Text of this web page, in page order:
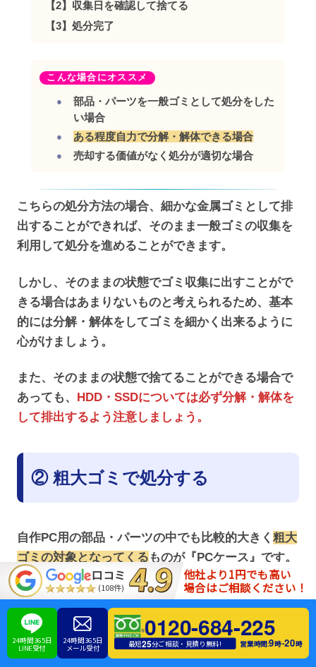
【2】収集日を確認して捨てる
【3】処分完了
こんな場合にオススメ
部品・パーツを一般ゴミとして処分をした
い場合
ある程度自力で分解・解体できる場合
売却する価値がなく処分が適切な場合
こちらの処分方法の場合、細かな金属ゴミとして排
出することができれば、そのまま一般ゴミの収集を
利用して処分を進めることができます。
しかし、そのままの状態でゴミ収集に出すことがで
きる場合はあまりないものと考えられるため、基本
的には分解・解体をしてゴミを細かく出来るように
心がけましょう。
また、そのままの状態で捨てることができる場合で
あっても、
HDD・SSDについては必ず分解・解体を
して排出するよう注意しましょう。
② 粗大ゴミで処分する
自作PC用の部品・パーツの中でも比較的大きく 粗大
ゴミの対象となってくる ものが『PCケース』です。
金属製・プラスチック製などの様々な素材の製品が
ありますが、ほとんどの場合で粗大ゴミの条件に該
当するものとなるでしょう。
タワー型と言われるケースの場合は奥行き・高さが4
口コミ
(108件)
他社より1円でも高い
場合はご相談ください！
24時間365日
LINE受付
24時間365日
メール受付
0120-684-225
最短25分ご相談・見積り無料! 営業時間:9時-20時